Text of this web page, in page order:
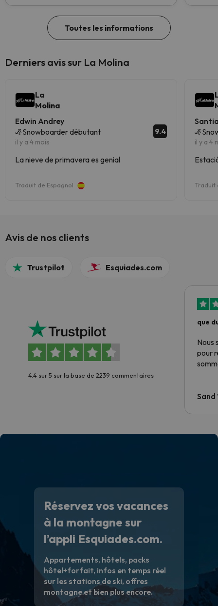
Toutes les informations
Derniers avis sur La Molina
La
Molina
Edwin Andrey
Snowboarder débutant
il y a 4 mois
9.4
La nieve de primavera es genial
Traduit de Espagnol
il y a 4
Traduit
Avis de nos clients
Trustpilot Esquiades.com
4.4 sur 5 sur la base de 2239 commentaires
que
Nous
pour
Sand
Réservez vos vacances
à la montagne sur
l’appli Esquiades.com.
Appartements, hôtels, packs
hôtel+forfait, infos en temps réel
sur les stations de ski, offres
montagne et bien plus encore.